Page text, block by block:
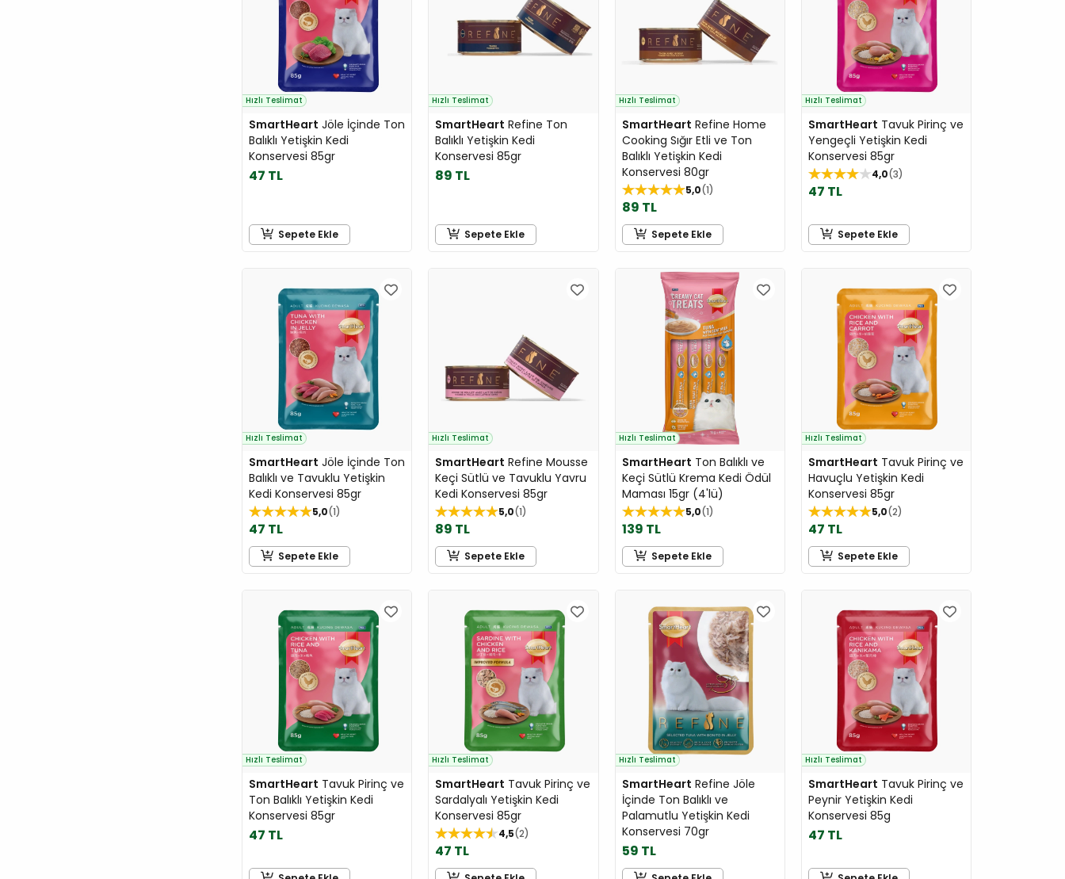
Hızlı Teslimat
SmartHeart Jöle İçinde Ton
Balıklı Yetişkin Kedi
Konservesi 85gr
47 TL
Sepete Ekle
Hızlı Teslimat
SmartHeart Refine Ton
Balıklı Yetişkin Kedi
Konservesi 85gr
89 TL
Sepete Ekle
Hızlı Teslimat
SmartHeart Refine Home
Cooking Sığır Etli ve Ton
Balıklı Yetişkin Kedi
Konservesi 80gr
5,0 1
89 TL
Sepete Ekle
Hızlı Teslimat
SmartHeart Tavuk Pirinç ve
Yengeçli Yetişkin Kedi
Konservesi 85gr
4,0 3
47 TL
Sepete Ekle
Hızlı Teslimat
SmartHeart Jöle İçinde Ton
Balıklı ve Tavuklu Yetişkin
Kedi Konservesi 85gr
5,0 1
47 TL
Sepete Ekle
Hızlı Teslimat
SmartHeart Refine Mousse
Keçi Sütlü ve Tavuklu Yavru
Kedi Konservesi 85gr
5,0 1
89 TL
Sepete Ekle
Hızlı Teslimat
SmartHeart Ton Balıklı ve
Keçi Sütlü Krema Kedi Ödül
Maması 15gr (4'lü)
5,0 1
139 TL
Sepete Ekle
Hızlı Teslimat
SmartHeart Tavuk Pirinç ve
Havuçlu Yetişkin Kedi
Konservesi 85gr
5,0 2
47 TL
Sepete Ekle
Hızlı Teslimat
SmartHeart Tavuk Pirinç ve
Ton Balıklı Yetişkin Kedi
Konservesi 85gr
47 TL
Hızlı Teslimat
SmartHeart Tavuk Pirinç ve
Sardalyalı Yetişkin Kedi
Konservesi 85gr
4,5 2
47 TL
Hızlı Teslimat
SmartHeart Refine Jöle
İçinde Ton Balıklı ve
Palamutlu Yetişkin Kedi
Konservesi 70gr
59 TL
Hızlı Teslimat
SmartHeart Tavuk Pirinç ve
Peynir Yetişkin Kedi
Konservesi 85g
47 TL